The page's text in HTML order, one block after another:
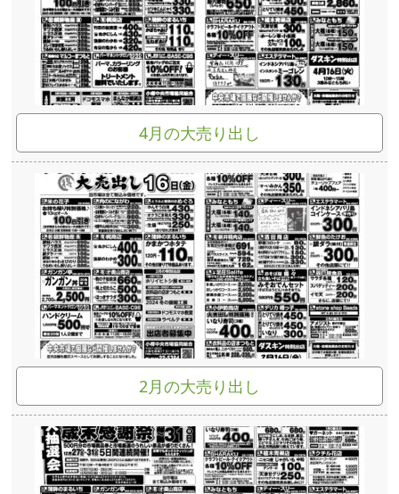
4月の大売り出し
2月の大売り出し